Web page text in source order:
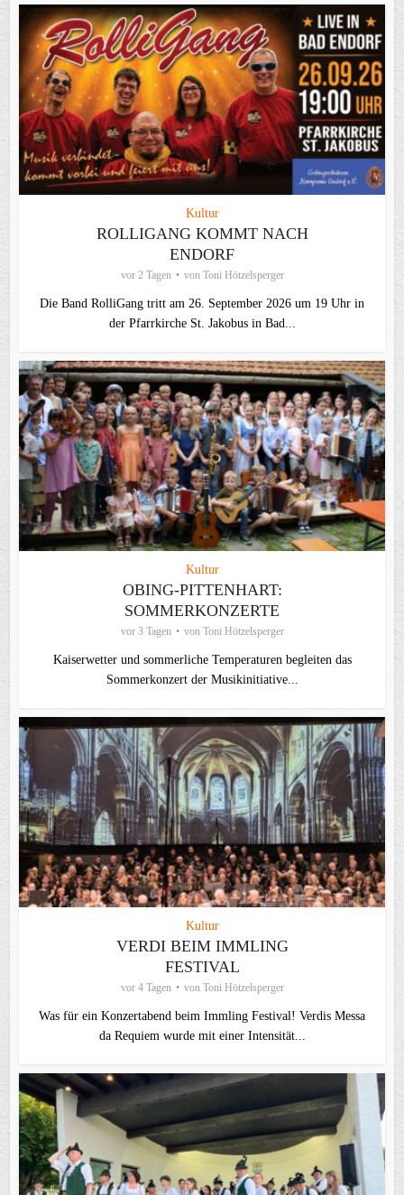
Kultur
ROLLIGANG KOMMT NACH
ENDORF
vor 2 Tagen von Toni Hötzelsperger
Die Band RolliGang tritt am 26. September 2026 um 19 Uhr in
der Pfarrkirche St. Jakobus in Bad...
Kultur
OBING-PITTENHART:
SOMMERKONZERTE
vor 3 Tagen von Toni Hötzelsperger
Kaiserwetter und sommerliche Temperaturen begleiten das
Sommerkonzert der Musikinitiative...
Kultur
VERDI BEIM IMMLING
FESTIVAL
vor 4 Tagen von Toni Hötzelsperger
Was für ein Konzertabend beim Immling Festival! Verdis Messa
da Requiem wurde mit einer Intensität...